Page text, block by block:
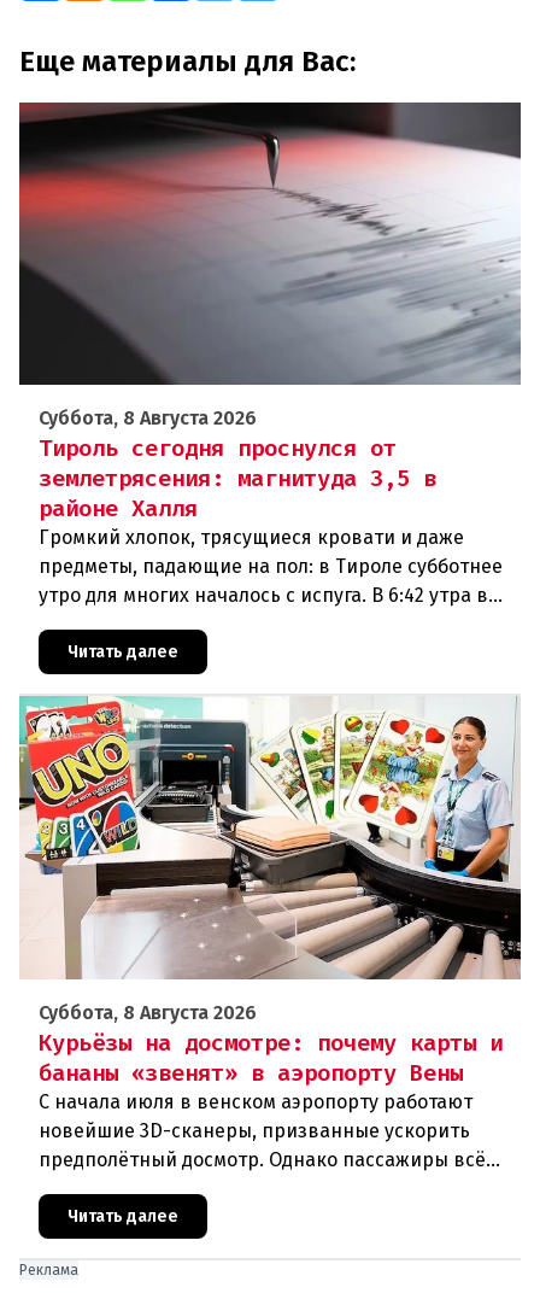
Еще материалы для Вас:
Суббота, 8 Августа 2026
Тироль сегодня проснулся от
землетрясения: магнитуда 3,5 в
районе Халля
Громкий хлопок, трясущиеся кровати и даже
предметы, падающие на пол: в Тироле субботнее
утро для многих началось с испуга. В 6:42 утра в
сейсмологовПо данны
Читать далее
Суббота, 8 Августа 2026
Курьёзы на досмотре: почему карты и
бананы «звенят» в аэропорту Вены
С начала июля в венском аэропорту работают
новейшие 3D-сканеры, призванные ускорить
предполётный досмотр. Однако пассажиры всё
отправляют на дополнительную пров
Читать далее
Реклама